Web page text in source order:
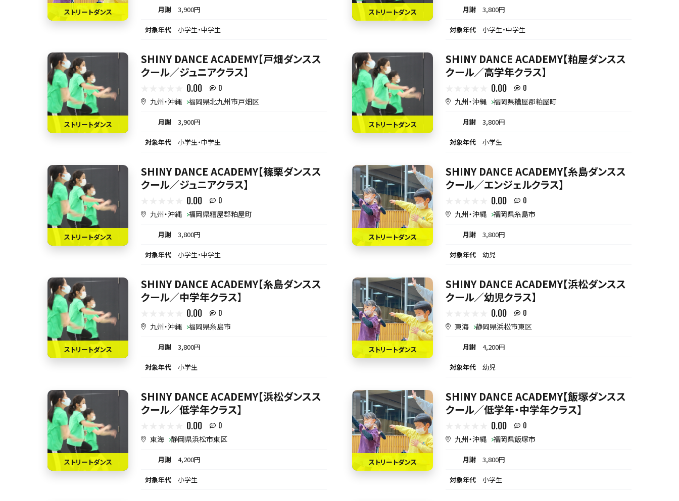
ストリートダンス 月謝 3,900円
対象年代 小学生・中学生
ストリートダンス 月謝 3,800円
対象年代 小学生・中学生
ストリートダンス
SHINY DANCE ACADEMY【戸畑ダンスス
クール／ジュニアクラス】
0.00 0
九州・沖縄 福岡県北九州市戸畑区
月謝 3,900円
対象年代 小学生・中学生
ストリートダンス
SHINY DANCE ACADEMY【粕屋ダンスス
クール／高学年クラス】
0.00 0
九州・沖縄 福岡県糟屋郡粕屋町
月謝 3,800円
対象年代 小学生
ストリートダンス
SHINY DANCE ACADEMY【篠栗ダンスス
クール／ジュニアクラス】
0.00 0
九州・沖縄 福岡県糟屋郡粕屋町
月謝 3,800円
対象年代 小学生・中学生
ストリートダンス
SHINY DANCE ACADEMY【糸島ダンスス
クール／エンジェルクラス】
0.00 0
九州・沖縄 福岡県糸島市
月謝 3,800円
対象年代 幼児
ストリートダンス
SHINY DANCE ACADEMY【糸島ダンスス
クール／中学年クラス】
0.00 0
九州・沖縄 福岡県糸島市
月謝 3,800円
対象年代 小学生
ストリートダンス
SHINY DANCE ACADEMY【浜松ダンスス
クール／幼児クラス】
0.00 0
東海 静岡県浜松市東区
月謝 4,200円
対象年代 幼児
ストリートダンス
SHINY DANCE ACADEMY【浜松ダンスス
クール／低学年クラス】
0.00 0
東海 静岡県浜松市東区
月謝 4,200円
対象年代 小学生
ストリートダンス
SHINY DANCE ACADEMY【飯塚ダンスス
クール／低学年・中学年クラス】
0.00 0
九州・沖縄 福岡県飯塚市
月謝 3,800円
対象年代 小学生